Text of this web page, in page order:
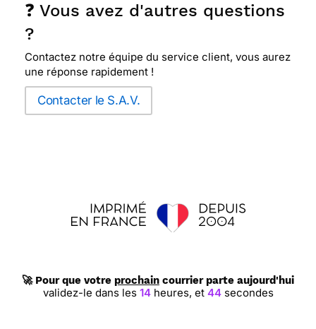
❓ Vous avez d'autres questions
?
Contactez notre équipe du service client, vous aurez
une réponse rapidement !
Contacter le S.A.V.
🚀 Pour que votre prochain courrier parte aujourd'hui
validez-le dans les 14heures, et 43secondes